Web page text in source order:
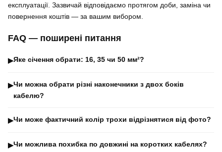
експлуатації. Зазвичай відповідаємо протягом доби, заміна чи
повернення коштів — за вашим вибором.
FAQ — поширені питання
▶Яке січення обрати: 16, 35 чи 50 мм²?
▶Чи можна обрати різні наконечники з двох боків
кабелю?
▶Чи може фактичний колір трохи відрізнятися від фото?
▶Чи можлива похибка по довжині на коротких кабелях?